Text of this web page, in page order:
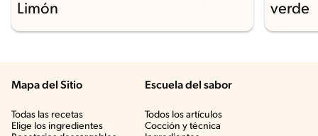
Limón
verde
Mapa del Sitio
Todas las recetas
Elige los ingredientes
Escuela del sabor
Todos los artículos
Cocción y técnica